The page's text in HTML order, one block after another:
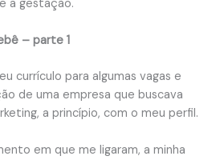
a gestação.
– parte 1
currículo para algumas vagas e
de uma empresa que buscava
a princípio, com o meu perfil.
em que me ligaram, a minha